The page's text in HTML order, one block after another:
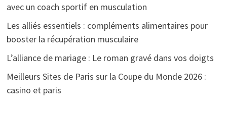
avec un coach sportif en musculation
Les alliés essentiels : compléments alimentaires pour
booster la récupération musculaire
L’alliance de mariage : Le roman gravé dans vos doigts
Meilleurs Sites de Paris sur la Coupe du Monde 2026 :
casino et paris